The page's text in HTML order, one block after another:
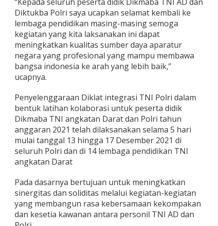
I
A
D
d
a
n
D
i
u
k
b
a
P
o
l
r
A
2
2
1
Diktukba Polri saya ucapkan selamat kembali ke
lembaga pendidikan masing-masing semoga
kegiatan yang kita laksanakan ini dapat
meningkatkan kualitas sumber daya aparatur
negara yang profesional yang mampu membawa
bangsa indonesia ke arah yang lebih baik,”
ucapnya.
Penyelenggaraan Diklat integrasi TNI Polri dalam
bentuk latihan kolaborasi untuk peserta didik
Dikmaba TNI angkatan Darat dan Polri tahun
anggaran 2021 telah dilaksanakan selama 5 hari
mulai tanggal 13 hingga 17 Desember 2021 di
seluruh Polri dan di 14 lembaga pendidikan TNI
angkatan Darat
Pada dasarnya bertujuan untuk meningkatkan
sinergitas dan soliditas melalui kegiatan-kegiatan
yang membangun rasa kebersamaan kekompakan
dan kesetia kawanan antara personil TNI AD dan